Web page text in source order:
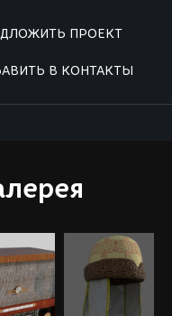
ПРОЕКТ
В КОНТАКТЫ